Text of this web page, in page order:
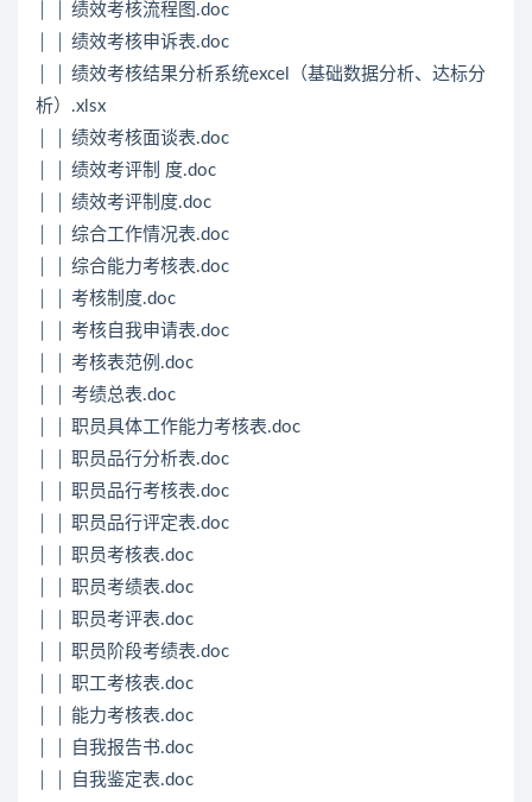
│ │ 绩效考核流程图.doc
│ │ 绩效考核申诉表.doc
│ │ 绩效考核结果分析系统excel（基础数据分析、达标分
析）.xlsx
│ │ 绩效考核面谈表.doc
│ │ 绩效考评制 度.doc
│ │ 绩效考评制度.doc
│ │ 综合工作情况表.doc
│ │ 综合能力考核表.doc
│ │ 考核制度.doc
│ │ 考核自我申请表.doc
│ │ 考核表范例.doc
│ │ 考绩总表.doc
│ │ 职员具体工作能力考核表.doc
│ │ 职员品行分析表.doc
│ │ 职员品行考核表.doc
│ │ 职员品行评定表.doc
│ │ 职员考核表.doc
│ │ 职员考绩表.doc
│ │ 职员考评表.doc
│ │ 职员阶段考绩表.doc
│ │ 职工考核表.doc
│ │ 能力考核表.doc
│ │ 自我报告书.doc
│ │ 自我鉴定表.doc